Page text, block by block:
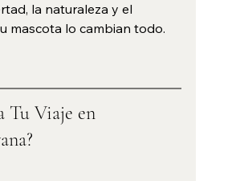
la naturaleza y el
mascota lo cambian todo.
Tu Viaje en